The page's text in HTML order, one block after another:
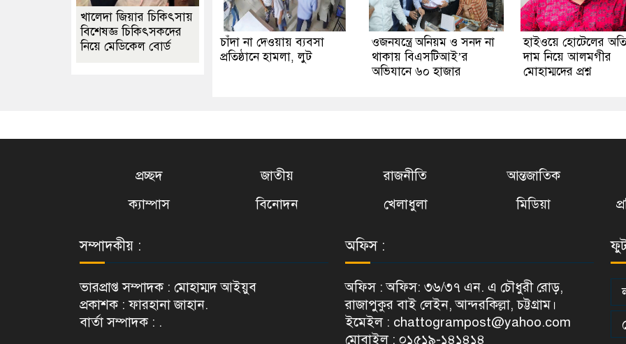
চাঁদা না দেওয়ায় ব্যবসা
প্রতিষ্ঠানে হামলা, লুট
ওজনযন্ত্রে অনিয়ম ও সনদ না
থাকায় বিএসটিআই’র
অভিযানে ৬০ হাজার
হাইওয়ে হোটেলের
দাম নিয়ে আলমগীর
মোহাম্মদের প্রশ্ন
খালেদা জিয়ার চিকিৎসায়
বিশেষজ্ঞ চিকিৎসকদের
নিয়ে মেডিকেল বোর্ড
প্রচ্ছদ জাতীয় রাজনীতি
আন্তজাতিক
ক্যাম্পাস
বিনোদন খেলাধুলা মিডিয়া
সম্পাদকীয় :
ভারপ্রাপ্ত সম্পাদক : মোহাম্মদ আইয়ুব
প্রকাশক : ফারহানা জাহান.
বার্তা সম্পাদক : .
অফিস :
অফিস : অফিস: ৩৬/৩৭ এন. এ চৌধুরী রোড়,
রাজাপুকুর বাই লেইন, আন্দরকিল্লা, চট্টগ্রাম।
ইমেইল : chattogrampost@yahoo.com
মোবাইল : ০১৫১৯-১৪১৪১৪